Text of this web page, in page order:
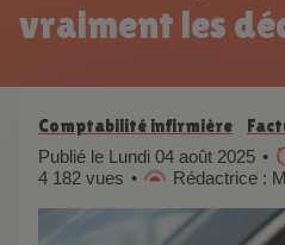
vraiment les
Comptabilité infirmière
Publié le Lundi 04 août 2025
4 182 vues
Rédactrice :